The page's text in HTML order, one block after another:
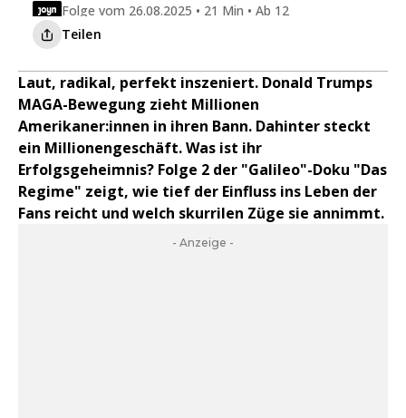
Folge vom 26.08.2025 • 21 Min • Ab 12
Teilen
Laut, radikal, perfekt inszeniert. Donald Trumps
MAGA-Bewegung zieht Millionen
Amerikaner:innen in ihren Bann. Dahinter steckt
ein Millionengeschäft. Was ist ihr
Erfolgsgeheimnis? Folge 2 der "Galileo"-Doku "Das
Regime" zeigt, wie tief der Einfluss ins Leben der
Fans reicht und welch skurrilen Züge sie annimmt.
- Anzeige -